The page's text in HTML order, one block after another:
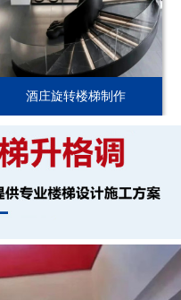
酒庄旋转楼梯制作